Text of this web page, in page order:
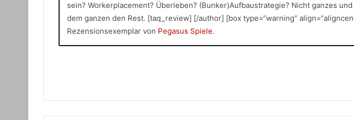
sein? Workerplacement? Überleben? (Bunker)Aufbaustrategie? Nicht ganzes
dem ganzen den Rest. [taq_review] [/author] [box type=“warning“
Rezensionsexemplar von Pegasus Spiele.